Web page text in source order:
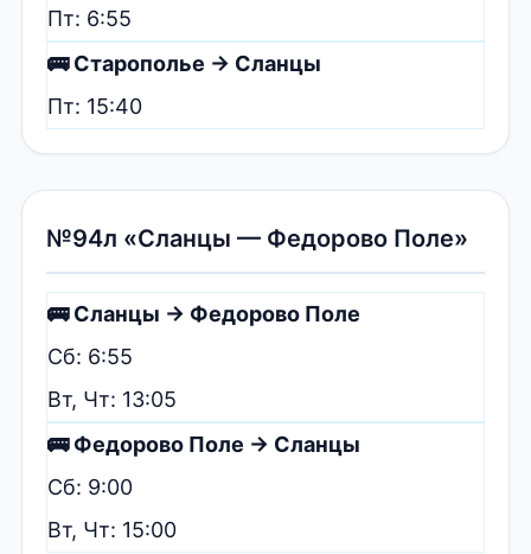
Пт: 6:55
🚌 Старополье → Сланцы
Пт: 15:40
№94л «Сланцы — Федорово Поле»
🚌 Сланцы → Федорово Поле
Сб: 6:55
Вт, Чт: 13:05
🚌 Федорово Поле → Сланцы
Сб: 9:00
Вт, Чт: 15:00